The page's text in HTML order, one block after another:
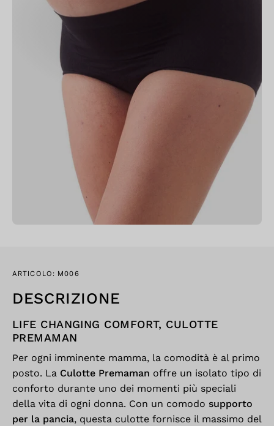
ARTICOLO: M006
DESCRIZIONE
LIFE CHANGING COMFORT, CULOTTE
PREMAMAN
Per ogni imminente mamma, la comodità è al primo
posto. La Culotte Premaman offre un isolato tipo di
conforto durante uno dei momenti più speciali
della vita di ogni donna. Con un comodo supporto
per la pancia, questa culotte fornisce il massimo del